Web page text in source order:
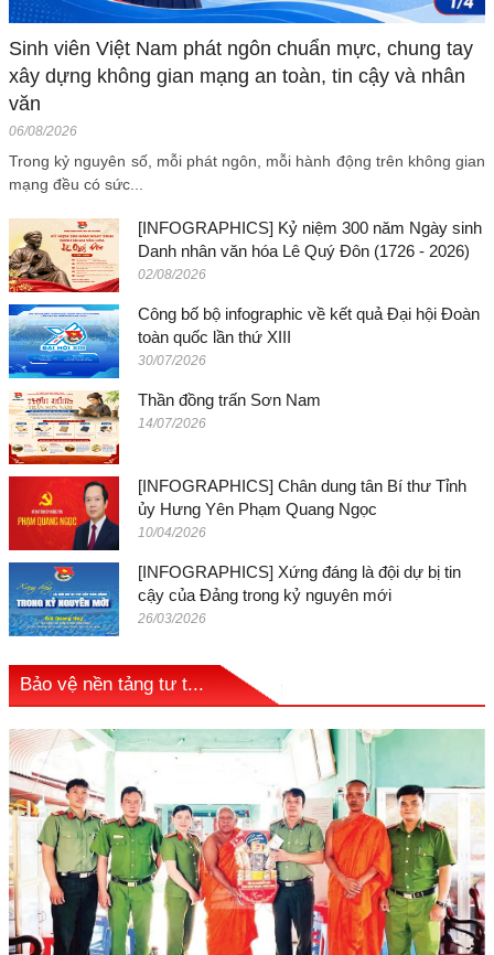
Sinh viên Việt Nam phát ngôn chuẩn mực, chung tay
xây dựng không gian mạng an toàn, tin cậy và nhân
văn
06/08/2026
Trong kỷ nguyên số, mỗi phát ngôn, mỗi hành động trên không gian
mạng đều có sức...
[INFOGRAPHICS] Kỷ niệm 300 năm Ngày sinh
Danh nhân văn hóa Lê Quý Đôn (1726 - 2026)
02/08/2026
Công bố bộ infographic về kết quả Đại hội Đoàn
toàn quốc lần thứ XIII
30/07/2026
Thần đồng trấn Sơn Nam
14/07/2026
[INFOGRAPHICS] Chân dung tân Bí thư Tỉnh
ủy Hưng Yên Phạm Quang Ngọc
10/04/2026
[INFOGRAPHICS] Xứng đáng là đội dự bị tin
cậy của Đảng trong kỷ nguyên mới
26/03/2026
Bảo vệ nền tảng tư t...